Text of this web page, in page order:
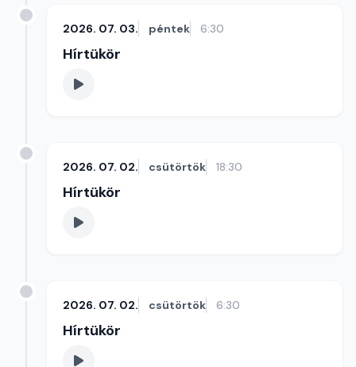
2026. 07. 03. péntek 6:30
Hírtükör
2026. 07. 02. csütörtök 18:30
Hírtükör
2026. 07. 02. csütörtök 6:30
Hírtükör